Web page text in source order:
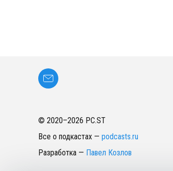
© 2020–2026 PC.ST
Все о подкастах — podcasts.ru
Разработка — Павел Козлов